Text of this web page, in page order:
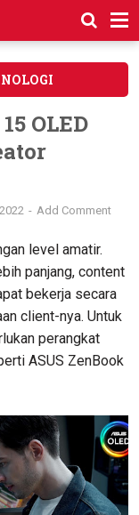
OLED
Add Comment
level amatir.
panjang, content
bekerja secara
client-nya. Untuk
perangkat
ASUS ZenBook